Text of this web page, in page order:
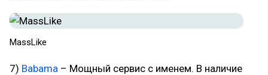
MassLike
7) Babama – Мощный сервис с именем. В наличие